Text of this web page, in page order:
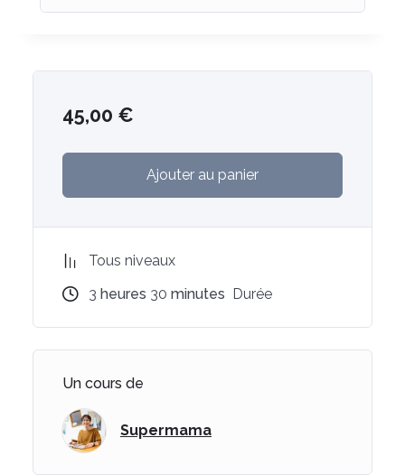
45,00 €
Ajouter au panier
Tous niveaux
3 heures 30 minutes Durée
Un cours de
Supermama